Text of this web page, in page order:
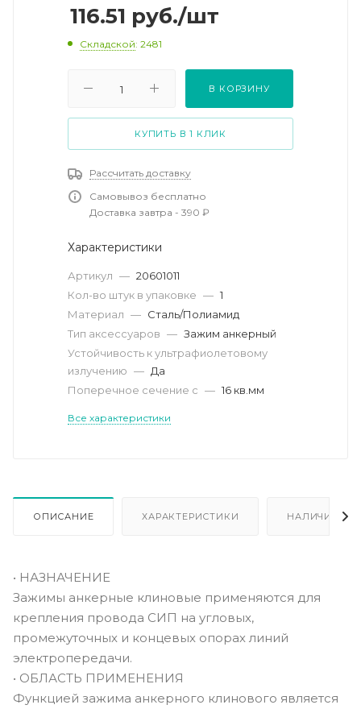
116.51 руб./шт
Складской: 2481
В КОРЗИНУ
КУПИТЬ В 1 КЛИК
Рассчитать доставку
Самовывоз бесплатно
Доставка завтра - 390 ₽
Характеристики
Артикул — 20601011
Кол-во штук в упаковке — 1
Материал — Сталь/Полиамид
Тип аксессуаров — Зажим анкерный
Устойчивость к ультрафиолетовому
излучению — Да
Поперечное сечение с — 16 кв.мм
Все характеристики
ОПИСАНИЕ ХАРАКТЕРИСТИКИ НАЛИЧИЕ
• НАЗНАЧЕНИЕ
Зажимы анкерные клиновые применяются для
крепления провода СИП на угловых,
промежуточных и концевых опорах линий
электропередачи.
• ОБЛАСТЬ ПРИМЕНЕНИЯ
Функцией зажима анкерного клинового является